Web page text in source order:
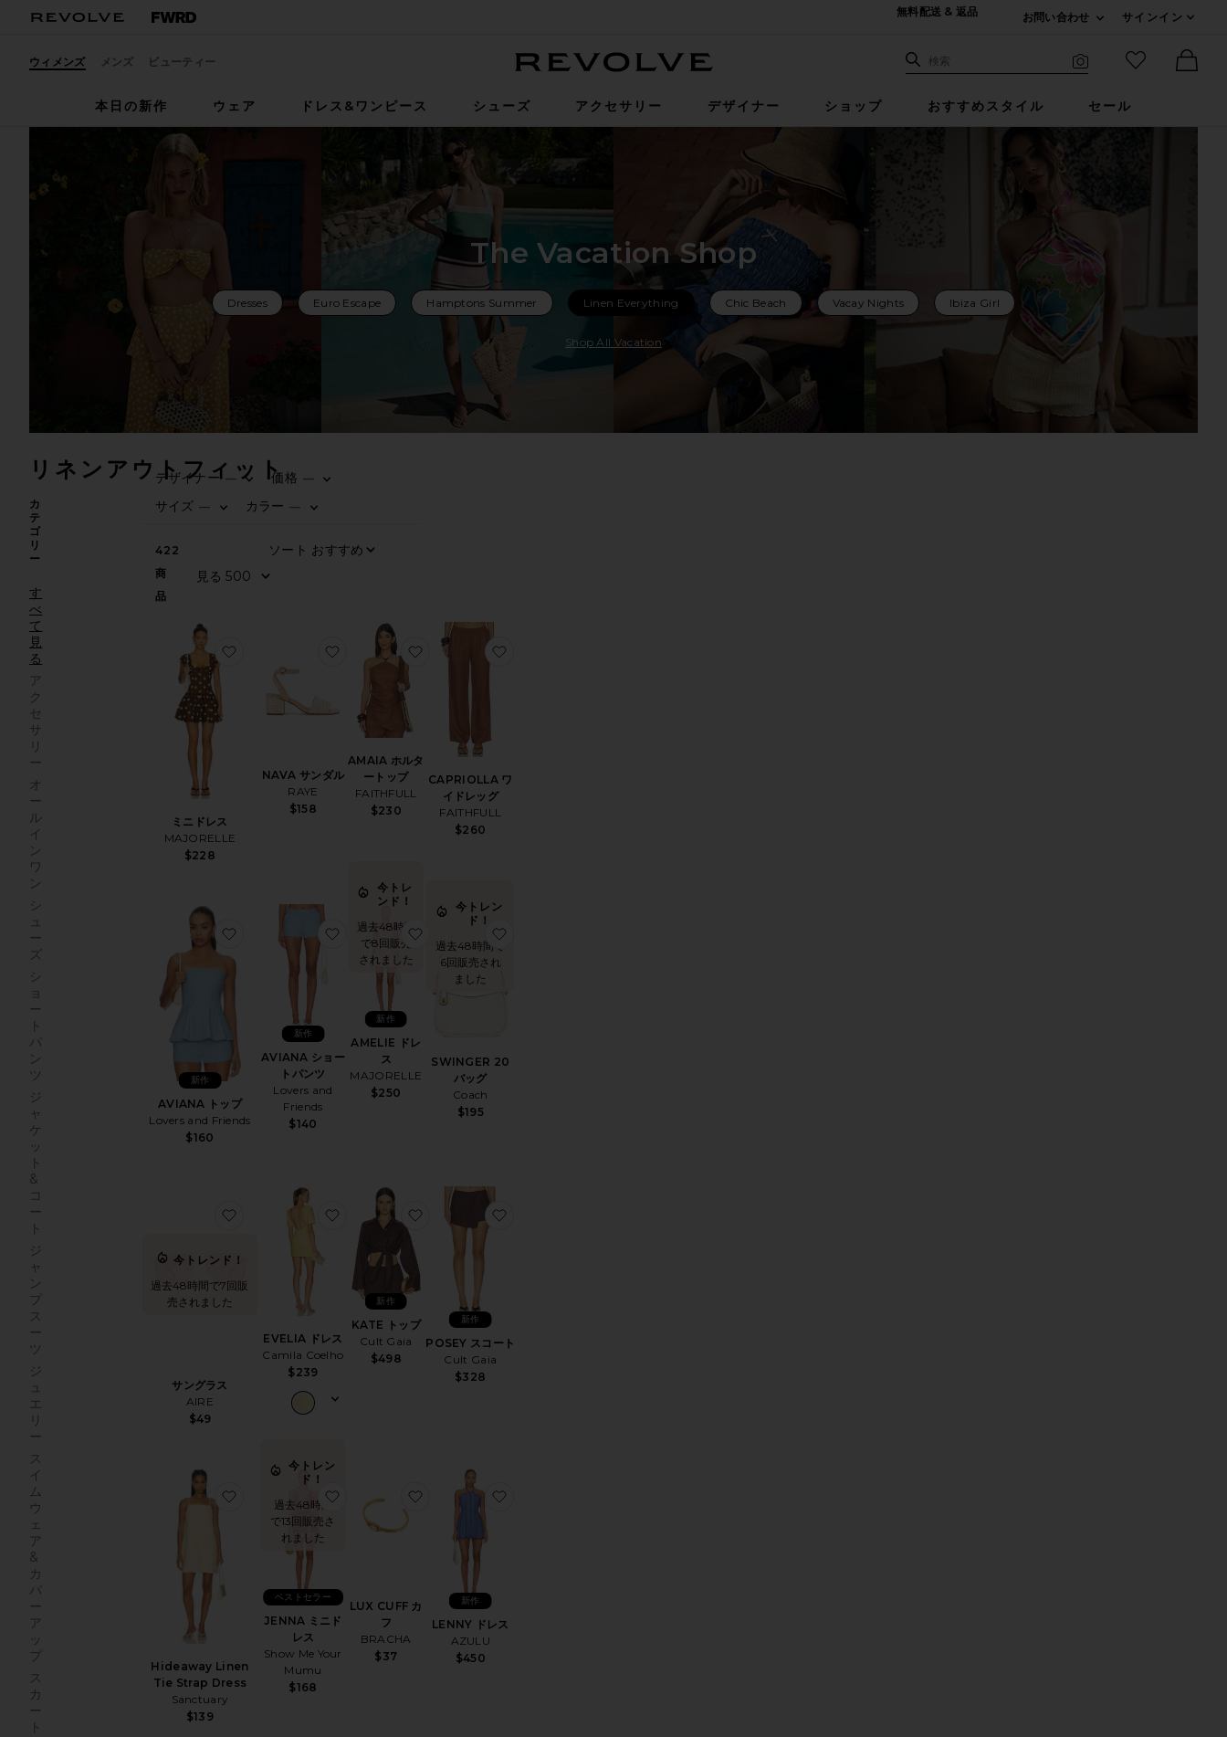
無料配送 & 返品
お問い合わせ
サインイン
ウィメンズ メンズ ビューティー サイト検索
検索
お気に入り
本日の新作
ウェア ドレス&ワンピース シューズ アクセサリー デザイナー ショップ おすすめスタイル セール
The Vacation Shop
Dresses Euro Escape Hamptons Summer Linen Everything Chic Beach Vacay Nights Ibiza Girl
Shop All Vacation
リネンアウトフィット
カ
テ
ゴ
リ
ー
す
べ
て
見
る
ア
ク
セ
サ
リ
ー
オ
ー
ル
イ
ン
ワ
ン
シ
ュ
ー
ズ
シ
ー
ト
パ
ン
ツ
ジ
ャ
ケ
ッ
ト
&
コ
ー
ト
ジ
ャ
ン
プ
ス
ー
ツ
ジ
ュ
エ
リ
ー
ス
イ
ム
ウ
ェ
ア
&
カ
バ
ー
ア
ッ
プ
ス
カ
ー
ト
デザイナー —
価格 —
サイズ —
カラー —
422
商
品
ミニドレス
MAJORELLE
$228
お気に入りミニドレス
NAVA サンダル
RAYE
$158
お気に入りNAVA サンダル
AMAIA ホルタ
ートップ
FAITHFULL
$230
お気に入りAMAIA ホルタートップ
CAPRIOLLA ワ
イドレッグ
FAITHFULL
$260
AVIANA トップ
Lovers and Friends
$160
新作
お気に入りAVIANA トップ
AVIANA ショー
トパンツ
Lovers and
Friends
$140
新作
お気に入りAVIANA ショートパンツ
今トレ
ンド！
過去48時間
で8回販売
されました
AMELIE ドレ
ス
MAJORELLE
$250
新作
お気に入りAMELIE ドレス
今トレン
ド！
過去48時間で
6回販売され
ました
SWINGER 20
バッグ
Coach
$195
今トレンド！
過去48時間で7回販
売されました
サングラス
AIRE
$49
お気に入りサングラス
EVELIA ドレス
Camila Coelho
$239
お気に入りEVELIA ドレス
KATE トップ
Cult Gaia
$498
新作
POSEY スコート
Cult Gaia
$328
新作
Hideaway Linen
Tie Strap Dress
Sanctuary
$139
お気に入りHideaway Linen Tie Strap Dress
今トレン
ド！
過去48時間
で13回販売さ
れました
JENNA ミニド
レス
Show Me Your
Mumu
$168
ベストセラー
お気に入りJENNA ミニドレス
LUX CUFF カ
フ
BRACHA
$37
お気に入りLUX CUFF カフ
LENNY ドレス
AZULU
$450
新作